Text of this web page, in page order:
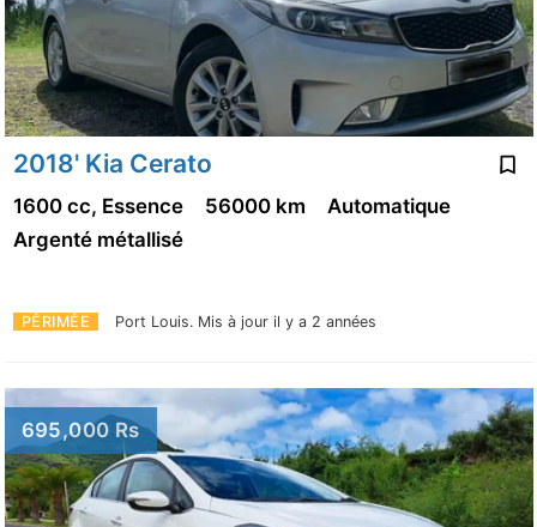
2018' Kia Cerato
PÉRIMÉE Port Louis. Mis à jour il y a 2 années
1600 cc, Essence 56000 km
Automatique
Argenté métallisé
695,000 Rs